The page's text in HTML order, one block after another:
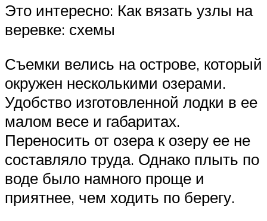
Это интересно: Как вязать узлы на
веревке: схемы
Съемки велись на острове, который
окружен несколькими озерами.
Удобство изготовленной лодки в ее
малом весе и габаритах.
Переносить от озера к озеру ее не
составляло труда. Однако плыть по
воде было намного проще и
приятнее, чем ходить по берегу.